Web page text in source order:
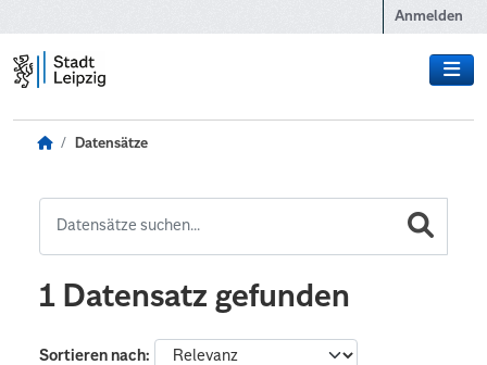
Anmelden
Datensätze
1 Datensatz gefunden
Sortieren nach